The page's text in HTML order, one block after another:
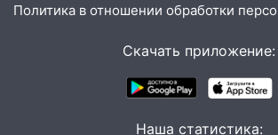
мужчины, которого
Миллион на
провернул хитрую схему с
Политика в отношении обработки
Скачать приложение:
Наша статистика: